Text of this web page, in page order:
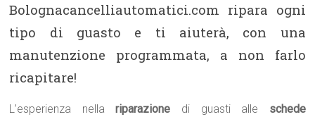
Bolognacancelliautomatici.com ripara ogni
tipo di guasto e ti aiuterà, con una
manutenzione programmata, a non farlo
ricapitare!
L’esperienza nellariparazione di guasti alle schede